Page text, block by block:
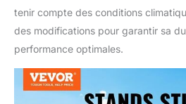
tenir compte des conditions
des modifications pour garantir sa
performance optimales.